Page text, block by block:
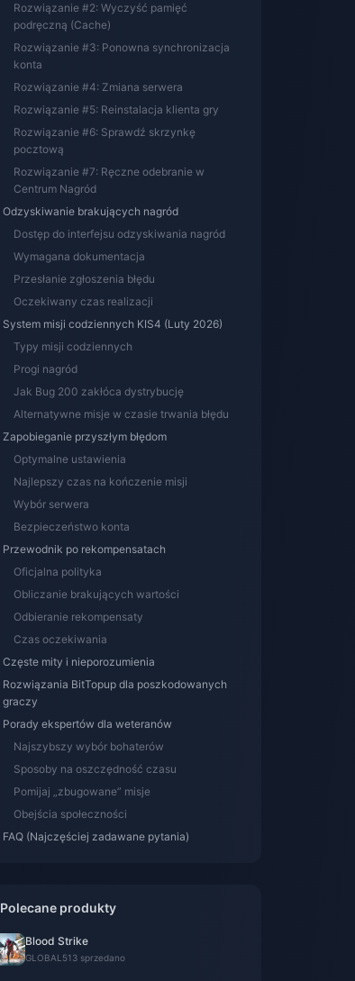
Rozwiązanie #2: Wyczyść pamięć
podręczną (Cache)
Rozwiązanie #3: Ponowna synchronizacja
konta
Rozwiązanie #4: Zmiana serwera
Rozwiązanie #5: Reinstalacja klienta gry
Rozwiązanie #6: Sprawdź skrzynkę
pocztową
Rozwiązanie #7: Ręczne odebranie w
Centrum Nagród
Odzyskiwanie brakujących nagród
Dostęp do interfejsu odzyskiwania nagród
Wymagana dokumentacja
Przesłanie zgłoszenia błędu
Oczekiwany czas realizacji
System misji codziennych KIS4 (Luty 2026)
Typy misji codziennych
Progi nagród
Jak Bug 200 zakłóca dystrybucję
Alternatywne misje w czasie trwania błędu
Zapobieganie przyszłym błędom
Optymalne ustawienia
Najlepszy czas na kończenie misji
Wybór serwera
Bezpieczeństwo konta
Przewodnik po rekompensatach
Oficjalna polityka
Obliczanie brakujących wartości
Odbieranie rekompensaty
Czas oczekiwania
Częste mity i nieporozumienia
Rozwiązania BitTopup dla poszkodowanych
graczy
Porady ekspertów dla weteranów
Najszybszy wybór bohaterów
Sposoby na oszczędność czasu
Pomijaj „zbugowane” misje
Obejścia społeczności
FAQ (Najczęściej zadawane pytania)
Polecane produkty
Blood Strike
GLOBAL 513 sprzedano